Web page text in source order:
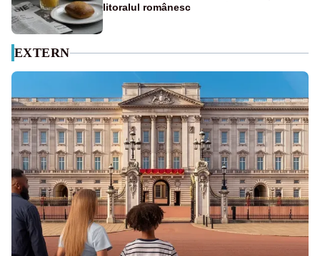
litoralul românesc
EXTERN